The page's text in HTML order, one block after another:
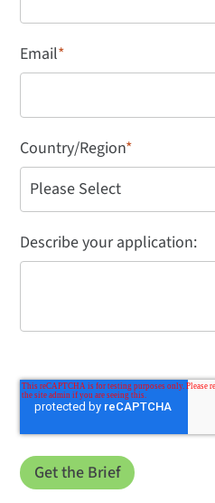
Email*
Country/Region*
Describe your application: